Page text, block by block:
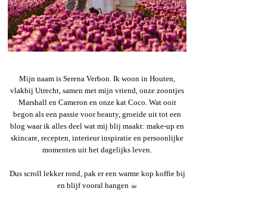
Mijn naam is Serena Verbon. Ik woon in Houten,
vlakbij Utrecht, samen met mijn vriend, onze zoontjes
Marshall en Cameron en onze kat Coco. Wat ooit
begon als een passie voor beauty, groeide uit tot een
blog waar ik alles deel wat mij blij maakt: make-up en
skincare, recepten, interieur inspiratie en persoonlijke
momenten uit het dagelijks leven.
Dus scroll lekker rond, pak er een warme kop koffie bij
en blijf vooral hangen ☕︎